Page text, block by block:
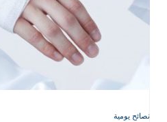
نصائح يومية